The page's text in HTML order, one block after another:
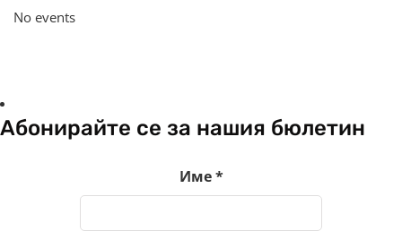
No events
Абонирайте се за нашия бюлетин
Име*